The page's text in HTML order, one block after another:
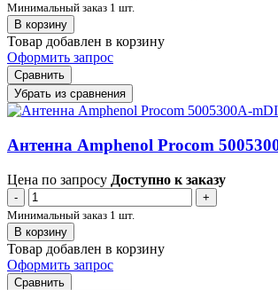
Минимальный заказ 1 шт.
В корзину
Товар добавлен в корзину
Оформить запрос
Сравнить
Убрать из сравнения
Антенна Amphenol Procom
Цена по запросу Доступно к заказу
-
+
Минимальный заказ 1 шт.
В корзину
Товар добавлен в корзину
Оформить запрос
Сравнить